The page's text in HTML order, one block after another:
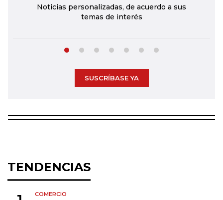
Noticias personalizadas, de acuerdo a sus
temas de interés
SUSCRÍBASE YA
TENDENCIAS
COMERCIO